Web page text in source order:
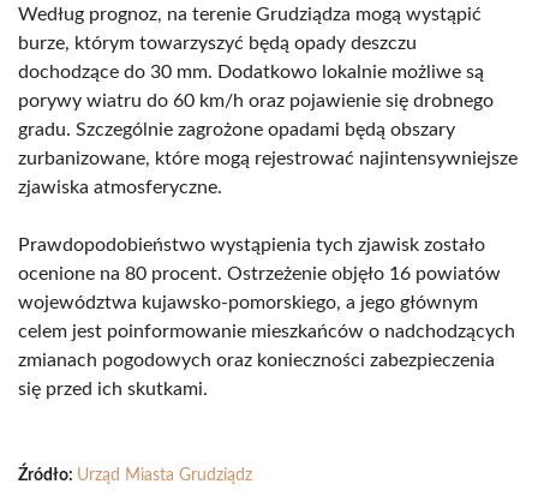
Według prognoz, na terenie Grudziądza mogą wystąpić
burze, którym towarzyszyć będą opady deszczu
dochodzące do 30 mm. Dodatkowo lokalnie możliwe są
porywy wiatru do 60 km/h oraz pojawienie się drobnego
gradu. Szczególnie zagrożone opadami będą obszary
zurbanizowane, które mogą rejestrować najintensywniejsze
zjawiska atmosferyczne.
Prawdopodobieństwo wystąpienia tych zjawisk zostało
ocenione na 80 procent. Ostrzeżenie objęło 16 powiatów
województwa kujawsko-pomorskiego, a jego głównym
celem jest poinformowanie mieszkańców o nadchodzących
zmianach pogodowych oraz konieczności zabezpieczenia
się przed ich skutkami.
Źródło: Urząd Miasta Grudziądz